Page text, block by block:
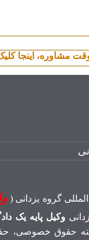
مشاوره، اینجا
گروه یزدانی (
وکیل پایه یک
حقوق خصوصی،